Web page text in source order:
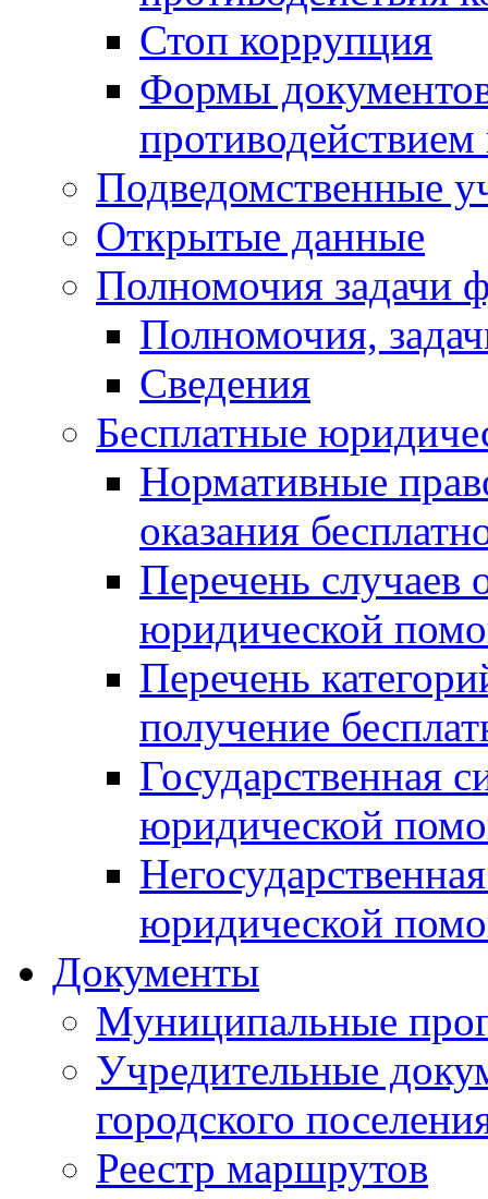
Стоп коррупция
Формы
Подведомственные
Открытые данные
Полномочия задачи
Полномочия,
Сведения
Бесплатные
Нормативные
оказания
Перечень случаев
юридической
Перечень
получение
Государственная
юридической
юридической
Документы
Муниципальные
Учредительные
городского
Реестр маршрутов